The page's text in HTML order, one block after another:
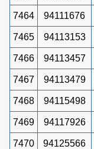
7464 94111676
7465 94113153
7466 94113457
7467 94113479
7468 94115498
7469 94117926
7470 94125566